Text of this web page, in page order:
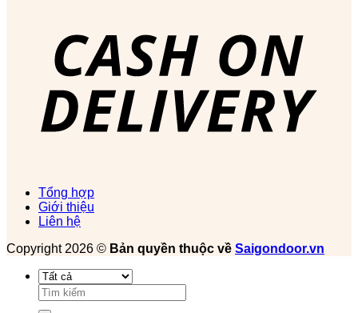
Tổng hợp
Giới thiệu
Liên hệ
Copyright 2026 © Bản quyền thuộc về Saigondoor.vn
Tìm
kiếm: